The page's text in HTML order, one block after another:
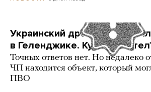
Украинский дрон попал по
в Геленджике. Куда он
Точных ответов нет. Но недалеко
ЧП находится объект, который
ПВО